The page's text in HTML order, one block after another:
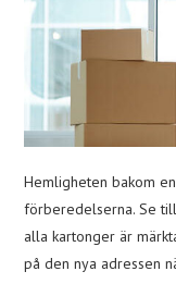
Hemligheten bakom
förberedelserna. Se
alla kartonger är
på den nya adressen